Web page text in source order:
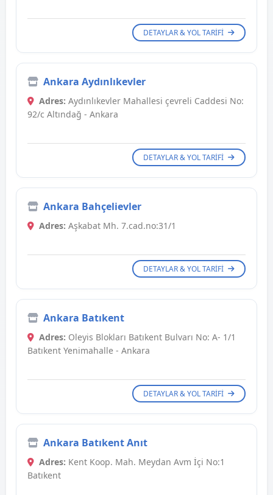
DETAYLAR & YOL TARIFI
Ankara Aydınlıkevler
Adres: Aydınlıkevler Mahallesi çevreli Caddesi No:
92/c Altındağ - Ankara
DETAYLAR & YOL TARIFI
Ankara Bahçelievler
Adres: Aşkabat Mh. 7.cad.no:31/1
DETAYLAR & YOL TARIFI
Ankara Batıkent
Adres: Oleyis Blokları Batıkent Bulvarı No: A- 1/1
Batıkent Yenimahalle - Ankara
DETAYLAR & YOL TARIFI
Ankara Batıkent Anıt
Adres: Kent Koop. Mah. Meydan Avm İçi No:1
Batıkent